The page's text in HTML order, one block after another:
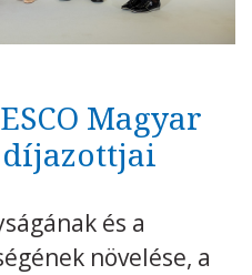
Technikai információk
Magyar
és a
növelése, a